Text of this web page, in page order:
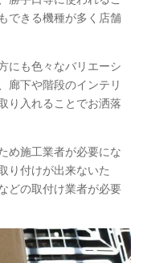
できる機種が多く店舗
にも色々なバリエーシ
廊下や階段のインテリ
り入れることでお洒落
め施工業者が必要にな
り付けが出来ないた
どの取付け業者が必要